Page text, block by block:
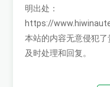
明出处：
https://
本站的内容无意侵犯
及时处理和回复。